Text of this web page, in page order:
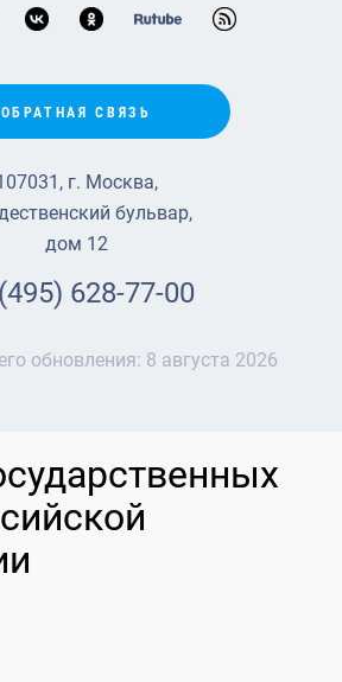
ОБРАТНАЯ СВЯЗЬ
г. Москва,
бульвар,
дом 12
628-77-00
обновления: 8 августа 2026